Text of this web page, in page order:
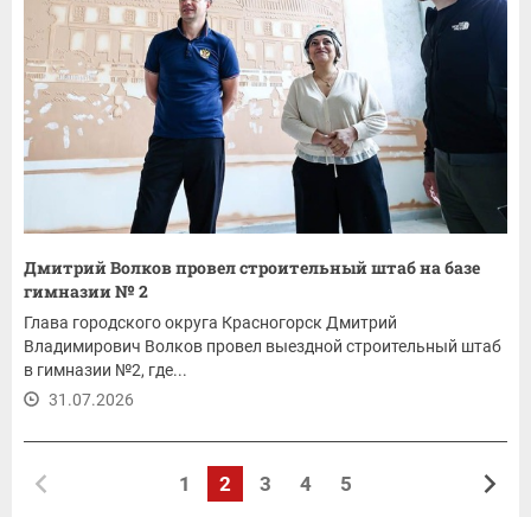
Дмитрий Волков провел строительный штаб на базе
гимназии № 2
Глава городского округа Красногорск Дмитрий
Владимирович Волков провел выездной строительный штаб
в гимназии №2, где...
31.07.2026
1 2 3 4 5